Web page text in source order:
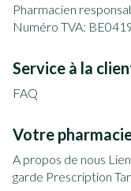
Pharmacien
Numéro TVA:
Service à la
FAQ
Votre
A propos de nous
garde Prescription